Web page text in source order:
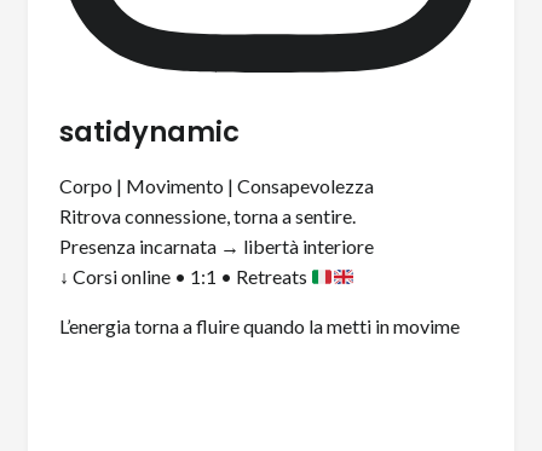
satidynamic
Corpo | Movimento | Consapevolezza
Ritrova connessione, torna a sentire.
Presenza incarnata → libertà interiore
↓ Corsi online • 1:1 • Retreats
L’energia torna a fluire quando la metti in movime